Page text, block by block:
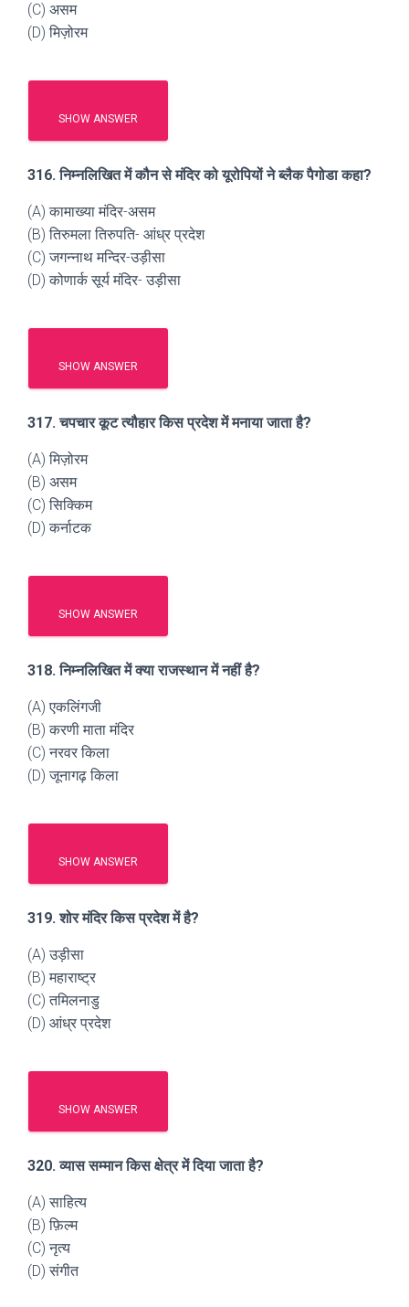
(C) असम
(D) मिज़ोरम
SHOW ANSWER
316. निम्नलिखित में कौन से मंदिर को यूरोपियों ने ब्लैक पैगोडा कहा?
(A) कामाख्या मंदिर-असम
(B) तिरुमला तिरुपति- आंध्र प्रदेश
(C) जगन्नाथ मन्दिर-उड़ीसा
(D) कोणार्क सूर्य मंदिर- उड़ीसा
SHOW ANSWER
317. चपचार कूट त्यौहार किस प्रदेश में मनाया जाता है?
(A) मिज़ोरम
(B) असम
(C) सिक्किम
(D) कर्नाटक
SHOW ANSWER
318. निम्नलिखित में क्या राजस्थान में नहीं है?
(A) एकलिंगजी
(B) करणी माता मंदिर
(C) नरवर किला
(D) जूनागढ़ किला
SHOW ANSWER
319. शोर मंदिर किस प्रदेश में है?
(A) उड़ीसा
(B) महाराष्ट्र
(C) तमिलनाडु
(D) आंध्र प्रदेश
SHOW ANSWER
320. व्यास सम्मान किस क्षेत्र में दिया जाता है?
(A) साहित्य
(B) फ़िल्म
(C) नृत्य
(D) संगीत